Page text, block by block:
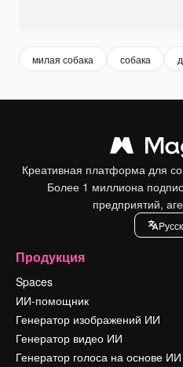
милая собака собака
Креативная платформа для
Более 1 миллиона
предприятий,
Продукция
Spaces
ИИ-помощник
Генератор изображений ИИ
Генератор видео ИИ
Генератор голоса на основе ИИ